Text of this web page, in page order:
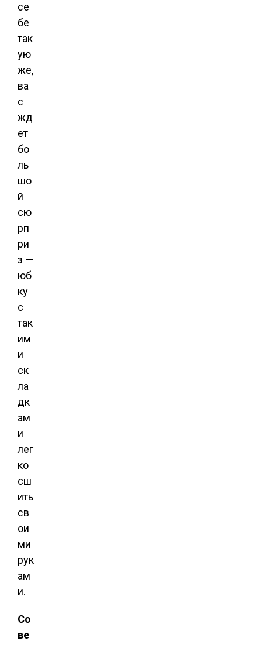
се
бе
так
ую
же,
ва
с
жд
ет
бо
ль
шо
й
сю
рп
ри
з —
юб
ку
с
так
им
и
ск
ла
дк
ам
и
лег
ко
сш
ить
св
ои
ми
рук
ам
и.
Со
ве